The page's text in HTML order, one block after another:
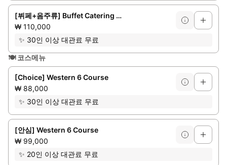
[뷔페+음주류] Buffet Catering + Free Flow Drinks
₩ 110,000
✨ 30인 이상 대관료 무료
🍽️ 코스메뉴
[Choice] Western 6 Course
₩ 88,000
✨ 30인 이상 대관료 무료
[안심] Western 6 Course
₩ 99,000
✨ 20인 이상 대관료 무료